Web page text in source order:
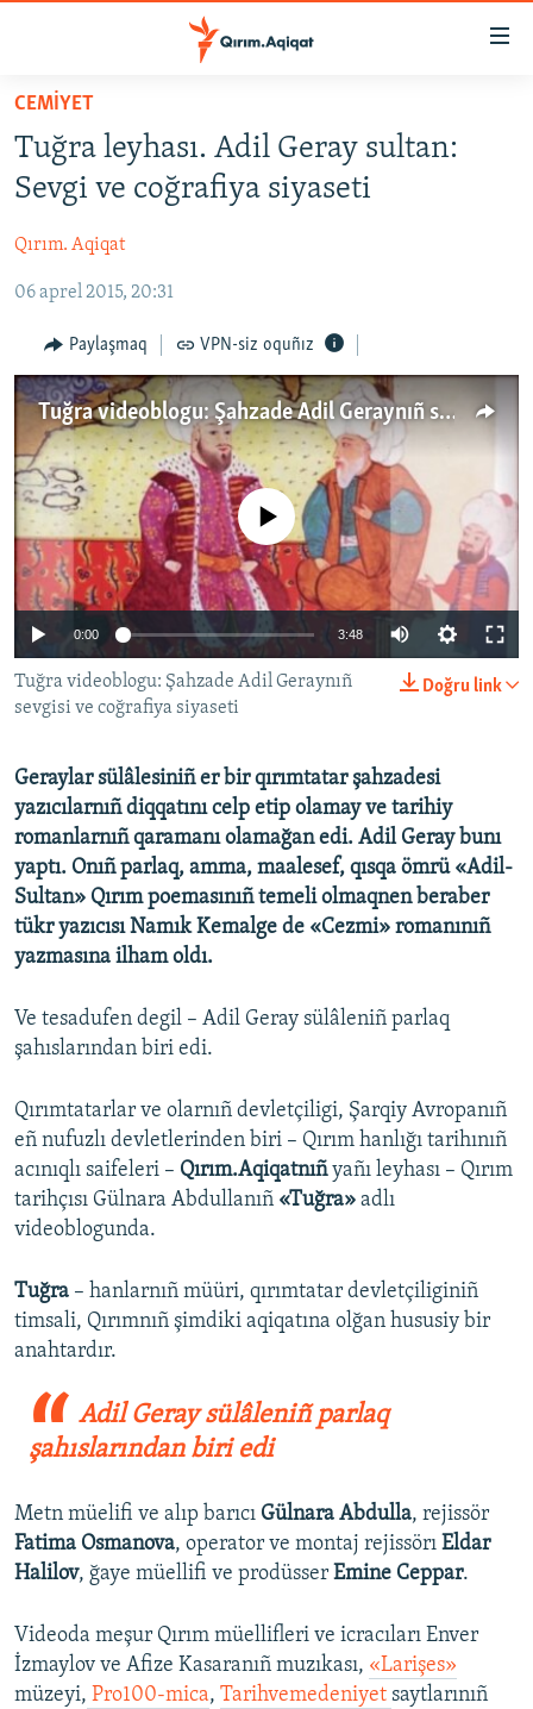
Esas
qaytmaq
Baş
navigatsiyağa
qaytmaq
qaytmaq
HABERLER
SİYASET
İQTİSADİYAT
CEMİYET
MEDENİYET
İNSAN AQLARI
VİDEO
SÜRET
BLOGLAR
FİKİR
Русский
Українською
QOŞULIÑIZ!
RFE/RS bütün saytları
CEMİYET
Tuğra leyhası. Adil Geray sultan:
Sevgi ve coğrafiya siyaseti
Qırım. Aqiqat
06 aprel 2015, 20:31
Paylaşmaq VPN-siz oquñız
Tuğra videoblogu: Şahzade Adil Geraynıñ sevgisi ve coğrafiya siyaseti
No media source currently available
0:00 3:48
Doğru link
Tuğra videoblogu: Şahzade Adil Geraynıñ
sevgisi ve coğrafiya siyaseti
Geraylar sülâlesiniñ er bir qırımtatar şahzadesi
yazıcılarnıñ diqqatını celp etip olamay ve tarihiy
romanlarnıñ qaramanı olamağan edi. Adil Geray bunı
yaptı. Onıñ parlaq, amma, maalesef, qısqa ömrü «Adil-
Sultan» Qırım poemasınıñ temeli olmaqnen beraber
tükr yazıcısı Namık Kemalge de «Cezmi» romanınıñ
yazmasına ilham oldı.
Ve tesadufen degil – Adil Geray sülâleniñ parlaq
şahıslarından biri edi.
Qırımtatarlar ve olarnıñ devletçiligi, Şarqiy Avropanıñ
eñ nufuzlı devletlerinden biri – Qırım hanlığı tarihınıñ
acınıqlı saifeleri – Qırım.Aqiqatnıñyañı leyhası – Qırım
tarihçısı Gülnara Abdullanıñ «Tuğra» adlı
videoblogunda.
Tuğra – hanlarnıñ müüri, qırımtatar devletçiliginiñ
timsali, Qırımnıñ şimdiki aqiqatına olğan hususiy bir
anahtardır.
Adil Geray sülâleniñ parlaq
şahıslarından biri edi
Metn müelifi ve alıp barıcı Gülnara Abdulla, rejissör
Fatima Osmanova, operator ve montaj rejissörı Eldar
Halilov, ğaye müellifi ve prodüsser Emine Ceppar.
Videoda meşur Qırım müellifleri ve icracıları Enver
İzmaylov ve Afize Kasaranıñ muzıkası, «Larişes»
müzeyi, Pro100-mica, Tarihvemedeniyet saytlarınıñ